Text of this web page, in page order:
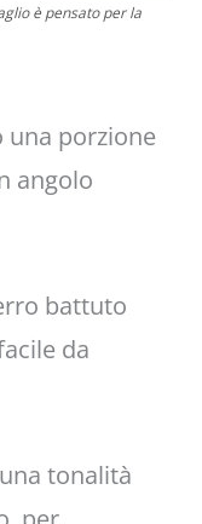
è pensato per la
una porzione
angolo
battuto
da
tonalità